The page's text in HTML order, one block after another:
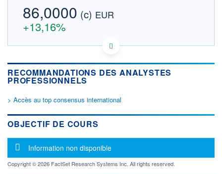
ACTIONNAIRES
86,0000 (c) EUR
+13,16%
US4074971064 1M0
Politique d'exécution
Cotation sur les autres places
85
RECOMMANDATIONS DES ANALYSTES
PROFESSIONNELS
> Accès au top consensus international
OBJECTIF DE COURS
Message d'information
Information non disponible
Copyright © 2026 FactSet Research Systems Inc. All rights reserved.